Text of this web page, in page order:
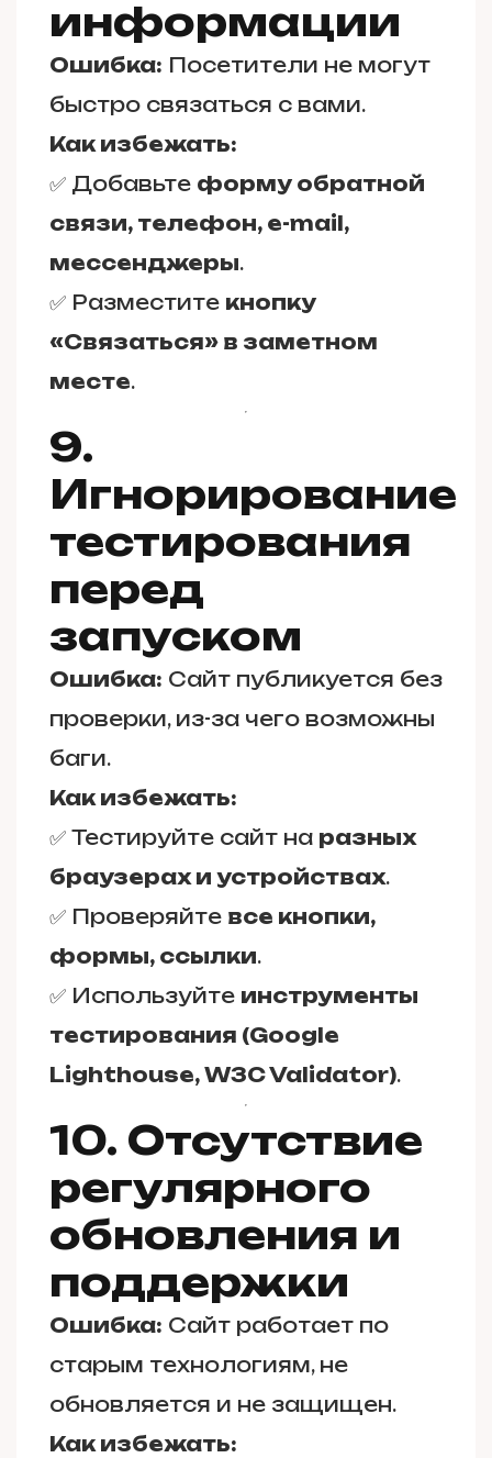
информации
Ошибка: Посетители не могут
быстро связаться с вами.
Как избежать:
✅ Добавьте форму обратной
связи, телефон, e-mail,
мессенджеры.
✅ Разместите кнопку
«Связаться» в заметном
месте.
9.
Игнорирование
тестирования
перед
запуском
Ошибка: Сайт публикуется без
проверки, из-за чего возможны
баги.
Как избежать:
✅ Тестируйте сайт на разных
браузерах и устройствах.
✅ Проверяйте все кнопки,
формы, ссылки.
✅ Используйте инструменты
тестирования (Google
Lighthouse, W3C Validator).
10. Отсутствие
регулярного
обновления и
поддержки
Ошибка: Сайт работает по
старым технологиям, не
обновляется и не защищен.
Как избежать: